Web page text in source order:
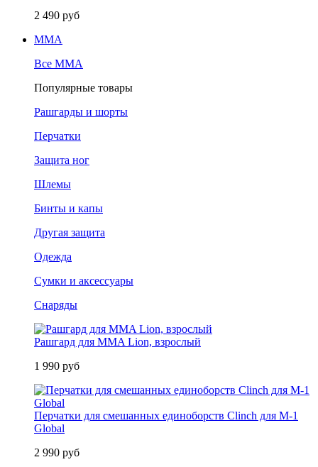
2 490 руб
MMA
Все MMA
Популярные товары
Рашгарды и шорты
Перчатки
Защита ног
Шлемы
Бинты и капы
Другая защита
Одежда
Сумки и аксессуары
Снаряды
Рашгард для MMA Lion, взрослый
1 990 руб
Перчатки для смешанных единоборств Clinch для M-1
Global
2 990 руб